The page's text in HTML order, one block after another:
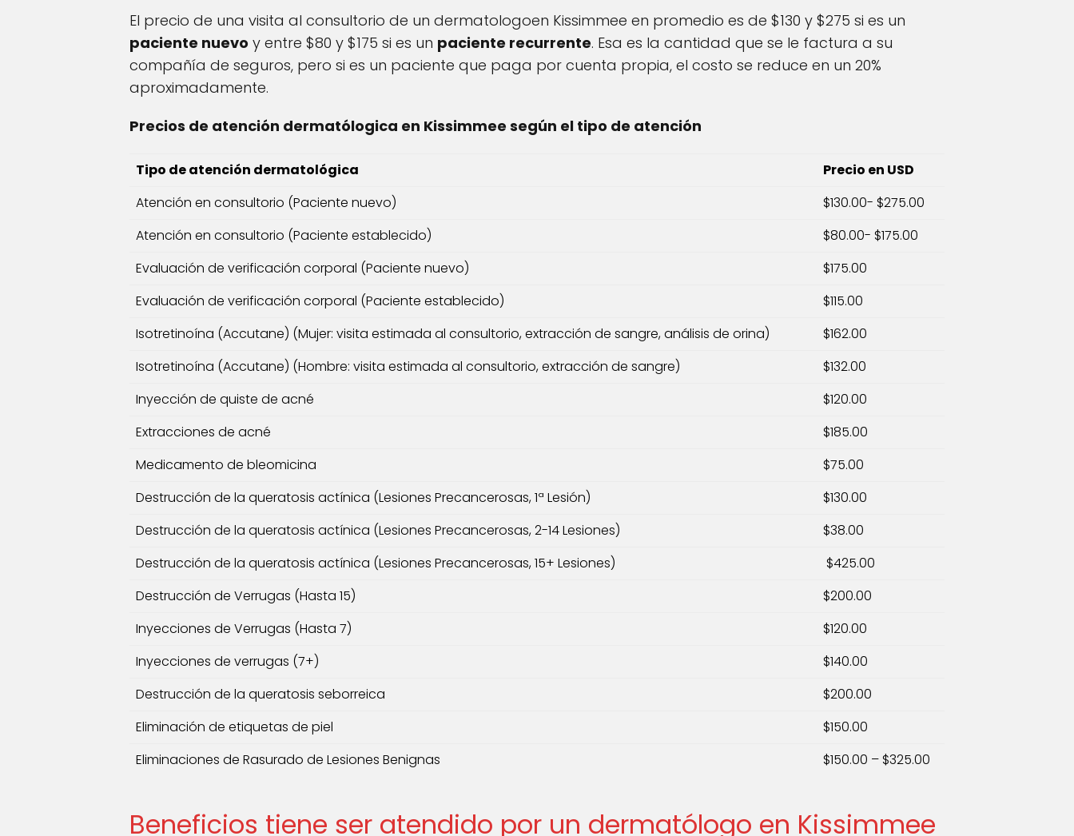
El precio de una visita al consultorio de un dermatologoen Kissimmee en promedio es de $130 y $275 si es un
paciente nuevo y entre $80 y $175 si es un paciente recurrente. Esa es la cantidad que se le factura a su
compañía de seguros, pero si es un paciente que paga por cuenta propia, el costo se reduce en un 20%
aproximadamente.
Precios de atención dermatólogica en Kissimmee según el tipo de atención
Tipo de atención dermatológica
Precio en USD
Atención en consultorio (Paciente nuevo)
$130.00- $275.00
Atención en consultorio (Paciente establecido)
$80.00- $175.00
Evaluación de verificación corporal (Paciente nuevo)
$175.00
Evaluación de verificación corporal (Paciente establecido)
$115.00
Isotretinoína (Accutane) (Mujer: visita estimada al consultorio, extracción de sangre, análisis de orina)
$162.00
Isotretinoína (Accutane) (Hombre: visita estimada al consultorio, extracción de sangre)
$132.00
Inyección de quiste de acné
$120.00
Extracciones de acné
$185.00
Medicamento de bleomicina
$75.00
Destrucción de la queratosis actínica (Lesiones Precancerosas, 1ª Lesión)
$130.00
Destrucción de la queratosis actínica (Lesiones Precancerosas, 2-14 Lesiones)
$38.00
Destrucción de la queratosis actínica (Lesiones Precancerosas, 15+ Lesiones)
$425.00
Destrucción de Verrugas (Hasta 15)
$200.00
Inyecciones de Verrugas (Hasta 7)
$120.00
Inyecciones de verrugas (7+)
$140.00
Destrucción de la queratosis seborreica
$200.00
Eliminación de etiquetas de piel
$150.00
Eliminaciones de Rasurado de Lesiones Benignas
$150.00 – $325.00
Beneficios tiene ser atendido por un dermatólogo en Kissimmee